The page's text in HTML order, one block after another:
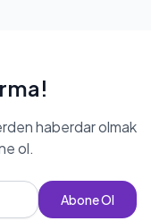
haberdar olmak
ol.
Abone Ol